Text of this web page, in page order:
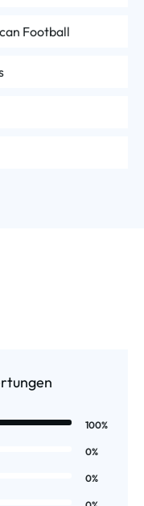
Football
von 5 Sternen
100%
von 5 Sternen
0%
von 5 Sternen
0%